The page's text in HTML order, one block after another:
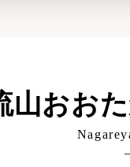
山おお